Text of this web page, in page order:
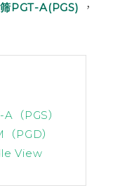
PGT-A(PGS) ，
（PGS）
PGD）
View